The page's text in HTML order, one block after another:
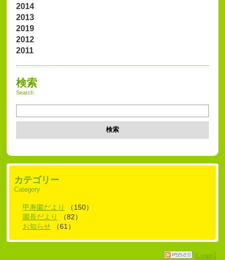
2014
2013
2019
2012
2011
検索
Search
検索
カテゴリー
Category
甲寿園だより
（150）
園長だより
（82）
お知らせ
（61）
[Login]